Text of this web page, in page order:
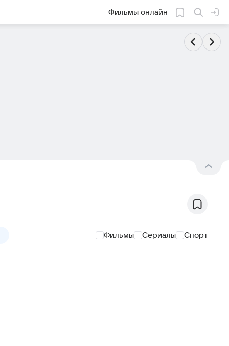
Фильмы онлайн
Фильмы Сериалы Спорт